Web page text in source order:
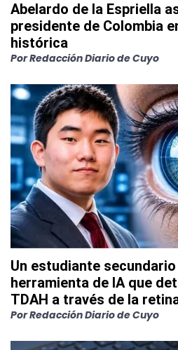
Abelardo de la Espriella
presidente de Colombia
histórica
PorRedacción Diario de Cuyo
Un estudiante
herramienta de IA que
TDAH a través de la
PorRedacción Diario de Cuyo